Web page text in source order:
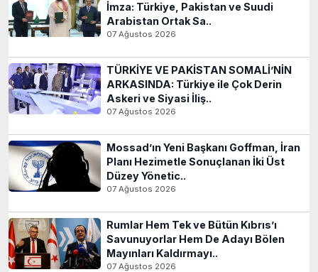
İmza: Türkiye, Pakistan ve Suudi
Arabistan Ortak Sa..
07 Ağustos 2026
TÜRKİYE VE PAKİSTAN SOMALİ’NİN
ARKASINDA: Türkiye ile Çok Derin
Askeri ve Siyasi İliş..
07 Ağustos 2026
Mossad’ın Yeni Başkanı Goffman, İran
Planı Hezimetle Sonuçlanan İki Üst
Düzey Yönetic..
07 Ağustos 2026
Rumlar Hem Tek ve Bütün Kıbrıs’ı
Savunuyorlar Hem De Adayı Bölen
Mayınları Kaldırmayı..
07 Ağustos 2026